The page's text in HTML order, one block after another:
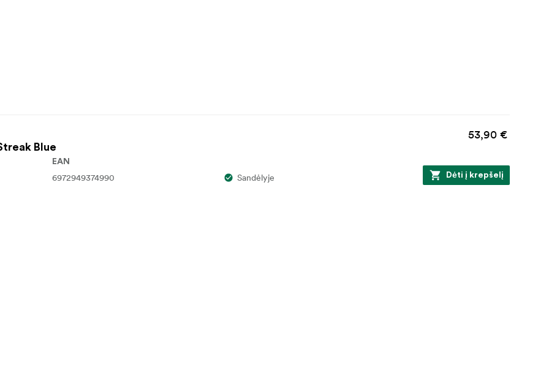
Blue
53,90 €
EAN
6972949374990 Sandėlyje Dėti į krepšelį